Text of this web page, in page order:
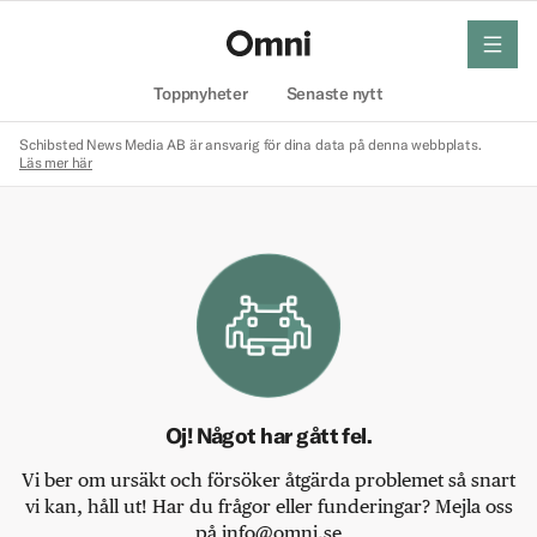
Toppnyheter Senaste nytt
meny
Schibsted News Media AB är ansvarig för dina data på denna webbplats.
Läs mer här
Oj! Något har gått fel.
Vi ber om ursäkt och försöker åtgärda problemet så snart
vi kan, håll ut! Har du frågor eller funderingar? Mejla oss